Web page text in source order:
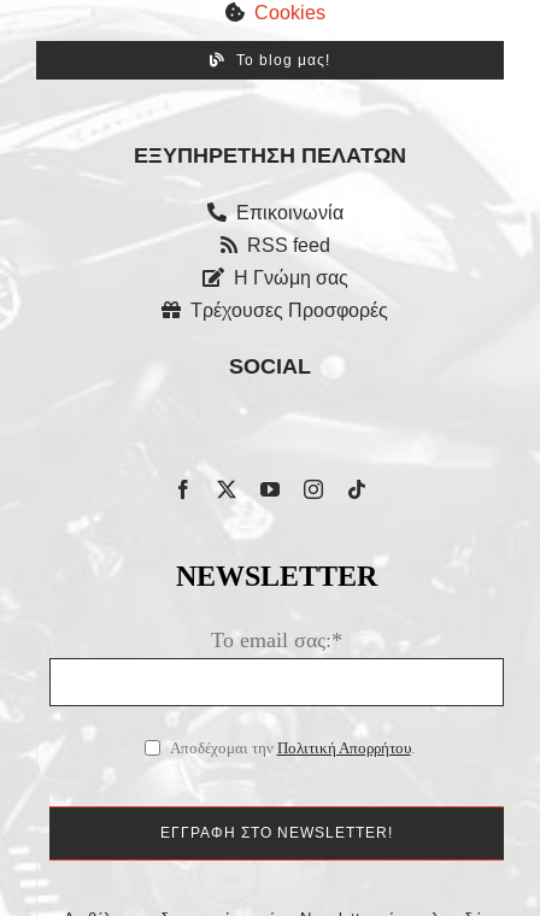
Cookies
Το blog μας!
ΕΞΥΠΗΡΈΤΗΣΗ ΠΕΛΑΤΏΝ
Επικοινωνία
RSS feed
Η Γνώμη σας
Τρέχουσες Προσφορές
SOCIAL
NEWSLETTER
Το email σας:*
Αποδέχομαι την Πολιτική Απορρήτου.